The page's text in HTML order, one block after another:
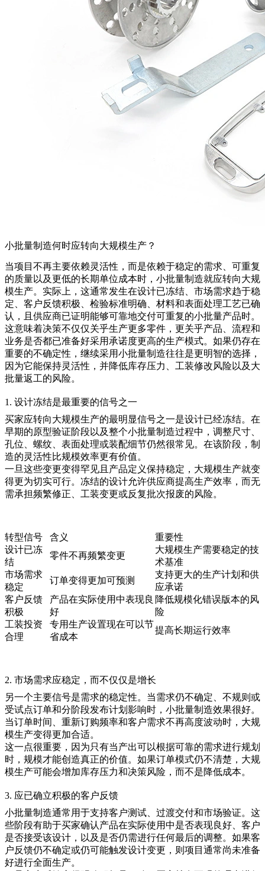
小批量制造何时应转向大规模生产？
当项目不再主要依赖灵活性，而是依赖于稳定的需求、可重复
的质量以及更低的长期单位成本时， 小批量制造就应转向大规
模生产。实际上，这通常发生在设计已冻结、市场需求趋于稳
定、客户反馈积极、检验标准明确、材料和表面处理工艺已确
认，且供应商已证明能够可靠地交付可重复的小批量产品时。
这意味着决策不仅仅关乎生产更多零件，更关乎产品、流程和
业务是否都已准备好采用承诺度更高的生产模式。如果仍存在
重要的不确定性，继续采用小批量制造往往是更明智的选择，
因为它能保持灵活性，并降低库存压力、工装修改风险以及大
批量返工的风险。
1. 设计冻结是最重要的信号之一
买家应转向大规模生产的最明显信号之一是设计已经冻结。在
早期的原型验证阶段以及整个小批量制造过程中，调整尺寸、
孔位、螺纹、表面处理或装配细节仍然很常见。在该阶段，制
造的灵活性比规模效率更有价值。
一旦这些变更变得罕见且产品定义保持稳定，大规模生产就变
得更为切实可行。冻结的设计允许供应商提高生产效率，而无
需承担频繁修正、工装变更或反复批次报废的风险。
转型信号 含义
重要性
设计已冻
结
零件不再频繁变更
大规模生产需要稳定的技
术基准
市场需求
稳定
订单变得更加可预测
支持更大的生产计划和供
应承诺
客户反馈
积极
产品在实际使用中表现良
好
降低规模化错误版本的风
险
工装投资
合理
专用生产设置现在可以节
省成本
提高长期运行效率
2. 市场需求应稳定，而不仅仅是增长
另一个主要信号是需求的稳定性。当需求仍不确定、不规则或
受试点订单和分阶段发布计划影响时， 小批量制造效果很好。
当订单时间、重新订购频率和客户需求不再高度波动时， 大规
模生产变得更加合适。
这一点很重要，因为只有当产出可以根据可靠的需求进行规划
时，规模才能创造真正的价值。如果订单模式仍不清楚，大规
模生产可能会增加库存压力和决策风险，而不是降低成本。
3. 应已确立积极的客户反馈
小批量制造通常用于支持客户测试、过渡交付和市场验证。这
些阶段有助于买家确认产品在实际使用中是否表现良好、客户
是否接受该设计，以及是否仍需进行任何最后的调整。如果客
户反馈仍不确定或仍可能触发设计变更，则项目通常尚未准备
好进行全面生产。